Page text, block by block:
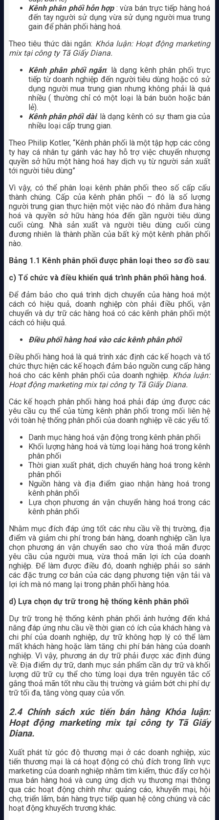
Kênh phân phối hỗn hợp: vừa bán trực tiếp hàng hoá
đến tay người sử dụng vừa sử dụng người mua trung
gain để phân phối hàng hoá.
Theo tiêu thức dài ngắn: Khóa luận: Hoạt động marketing
mix tại công ty Tã Giấy Diana.
Kênh phân phối ngắn: là dạng kênh phân phối trực
tiếp từ doanh nghiệp đến người tiêu dùng hoặc có sử
dụng người mua trung gian nhưng không phải là quá
nhiều ( thường chỉ có một loại là bán buôn hoặc bán
lẻ).
Kênh phân phối dài: là dạng kênh có sự tham gia của
nhiều loại cấp trung gian.
Theo Philip Kotler, “Kênh phân phối là một tập hợp các công
ty hay cá nhân tự gánh vác hay hỗ trợ việc chuyển nhượng
quyền sở hữu một hàng hoá hay dịch vụ từ người sản xuất
tới người tiêu dùng”
Vì vậy, có thể phân loại kênh phân phối theo số cấp cấu
thành chúng. Cấp của kênh phân phối – đó là số lượng
người trung gian thực hiện một việc nào đó nhằm đưa hàng
hoá và quyền sở hữu hàng hóa đến gần người tiêu dùng
cuối cùng. Nhà sản xuất và người tiêu dùng cuối cùng
đương nhiên là thành phần của bất kỳ một kênh phân phối
nào.
Bảng 1.1 Kênh phân phối được phân loại theo sơ đồ sau:
c) Tổ chức và điều khiển quá trình phân phối hàng hoá.
Để đảm bảo cho quá trình dịch chuyển của hàng hoá một
cách có hiệu quả, doanh nghiệp còn phải điều phối, vận
chuyển và dự trữ các hàng hoá có các kênh phân phối một
cách có hiệu quả.
Điều phối hàng hoá vào các kênh phân phối
Điều phối hàng hoá là quá trình xác định các kế hoạch và tổ
chức thực hiện các kế hoạch đảm bảo nguồn cung cấp hàng
hoá cho các kênh phân phối của doanh nghiệp. Khóa luận:
Hoạt động marketing mix tại công ty Tã Giấy Diana.
Các kế hoạch phân phối hàng hoá phải đáp ứng được các
yêu cầu cụ thể của từng kênh phân phối trong mối liên hệ
với toàn hệ thống phân phối của doanh nghiệp về các yếu tố:
Danh mục hàng hoá vận động trong kênh phân phối
Khối lượng hàng hoá và từng loại hàng hoá trong kênh
phân phối
Thời gian xuất phát, dịch chuyển hàng hoá trong kênh
phân phối
Nguồn hàng và địa điểm giao nhận hàng hoá trong
kênh phân phối
Lựa chọn phương án vận chuyển hàng hoá trong các
kênh phân phối
Nhằm mục đích đáp ứng tốt các nhu cầu về thị trường, địa
điểm và giảm chi phí trong bán hàng, doanh nghiệp cần lựa
chọn phương án vận chuyển sao cho vừa thoả mãn được
yêu cầu của người mua, vừa thoả mãn lợi ích của doanh
nghiệp. Để làm được điều đó, doanh nghiệp phải so sánh
các đặc trưng cơ bản của các dạng phương tiện vận tải và
lợi ích mà nó mang lại trong phân phối hàng hóa.
d) Lựa chọn dự trữ trong hệ thống kênh phân phối
Dự trữ trong hệ thống kênh phân phối ảnh hưởng đến khả
năng đáp ứng nhu cầu về thời gian có ích của khách hàng và
chi phí của doanh nghiệp, dự trữ không hợp lý có thể làm
mất khách hàng hoặc làm tăng chi phí bán hàng của doanh
nghiệp. Vì vậy, phương án dự trữ phải được xác định đúng
về: Địa điểm dự trữ, danh mục sản phẩm cần dự trữ và khối
lượng dữ trữ cụ thể cho từng loại dựa trên nguyên tắc cố
gắng thoả mãn tốt nhu cầu thị trường và giảm bớt chi phí dự
trữ tối đa, tăng vòng quay của vốn.
2.4 Chính sách xúc tiến bán hàng Khóa luận:
Hoạt động marketing mix tại công ty Tã Giấy
Diana.
Xuất phát từ góc độ thương mại ở các doanh nghiệp, xúc
tiến thương mại là cá hoạt động có chủ đích trong lĩnh vực
marketing của doanh nghiệp nhằm tìm kiếm, thúc đẩy cơ hội
mua bán hàng hoá và cung ứng dịch vụ thương mại thông
qua các hoạt động chính như: quảng cáo, khuyến mại, hội
chợ, triển lãm, bán hàng trực tiếp quan hệ công chúng và các
hoạt động khuyếch trương khác.